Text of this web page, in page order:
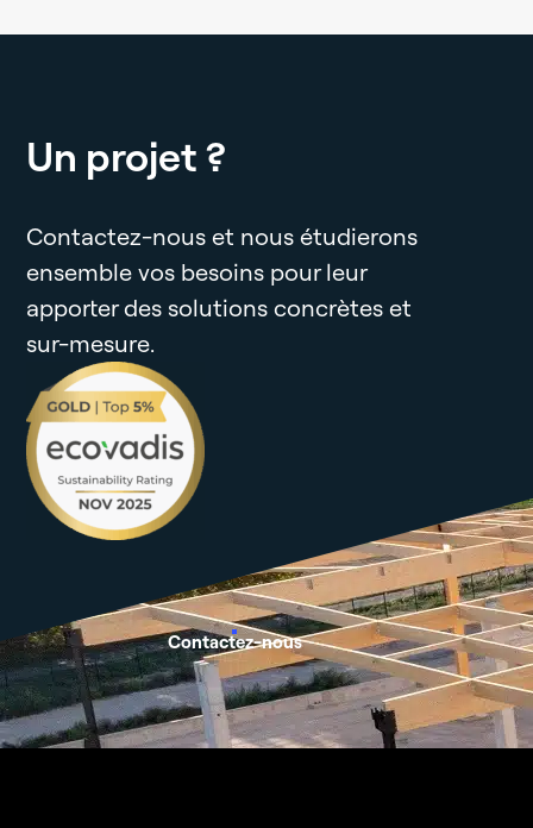
Un projet ?
Contactez-nous et nous étudierons
ensemble vos besoins pour leur
apporter des solutions concrètes et
sur-mesure.
Contactez-nous